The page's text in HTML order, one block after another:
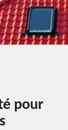
pour